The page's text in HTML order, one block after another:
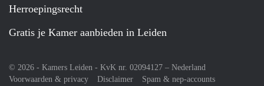
Herroepingsrecht
Gratis je Kamer aanbieden in Leiden
© 2026 - Kamers Leiden - KvK nr. 02094127 – Nederland
Voorwaarden & privacy
Disclaimer
Spam & nep-accounts